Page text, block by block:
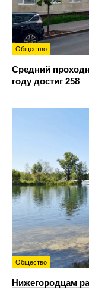
Общество
Средний
году достиг 258
Общество
Нижегородцам